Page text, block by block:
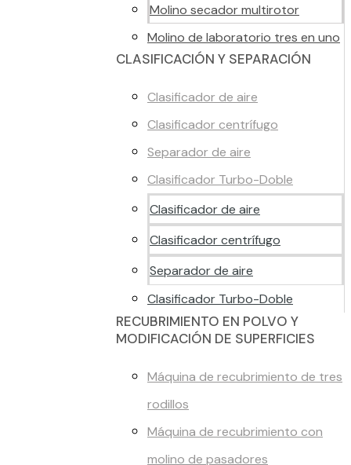
Molino secador multirotor
Molino de laboratorio tres en uno
CLASIFICACIÓN Y SEPARACIÓN
Clasificador de aire
Clasificador centrífugo
Separador de aire
Clasificador Turbo-Doble
Clasificador de aire
Clasificador centrífugo
Separador de aire
Clasificador Turbo-Doble
RECUBRIMIENTO EN POLVO Y
MODIFICACIÓN DE SUPERFICIES
Máquina de recubrimiento de tres
rodillos
Máquina de recubrimiento con
molino de pasadores